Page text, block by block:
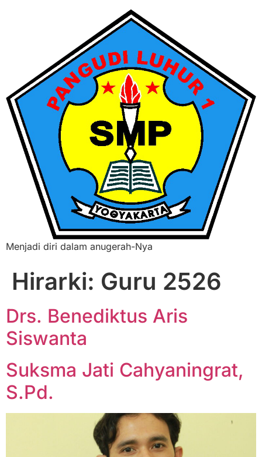
Menjadi diri dalam anugerah-Nya
Hirarki: Guru 2526
Drs. Benediktus Aris
Siswanta
Suksma Jati Cahyaningrat,
S.Pd.